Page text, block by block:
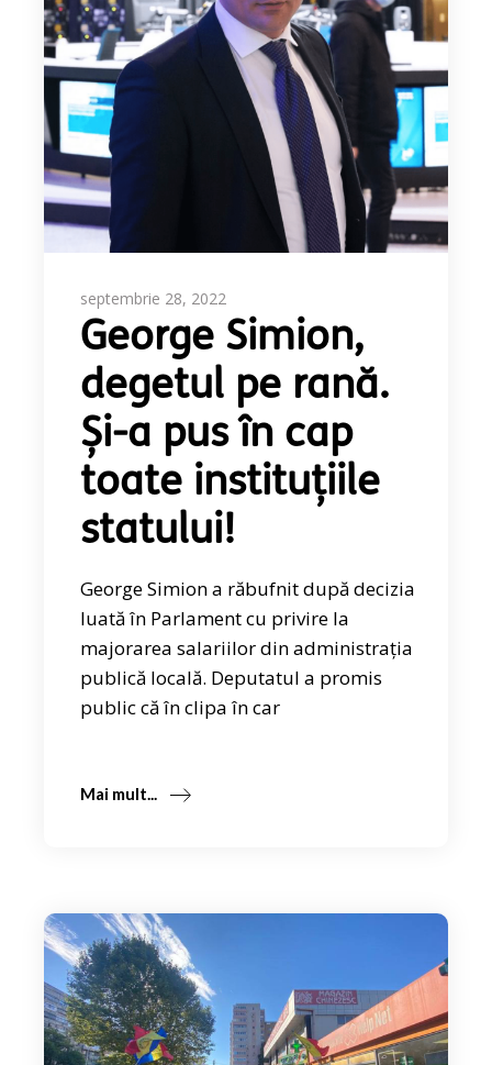
septembrie 28, 2022
George Simion,
degetul pe rană.
Și-a pus în cap
toate instituțiile
statului!
George Simion a răbufnit după decizia
luată în Parlament cu privire la
majorarea salariilor din administrația
publică locală. Deputatul a promis
public că în clipa în car
Mai mult...